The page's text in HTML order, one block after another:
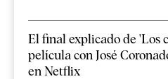
El final explicado de 'Los
película con José
en Netflix